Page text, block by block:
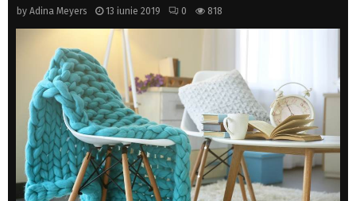
by Adina Meyers 13 iunie 2019 0 818